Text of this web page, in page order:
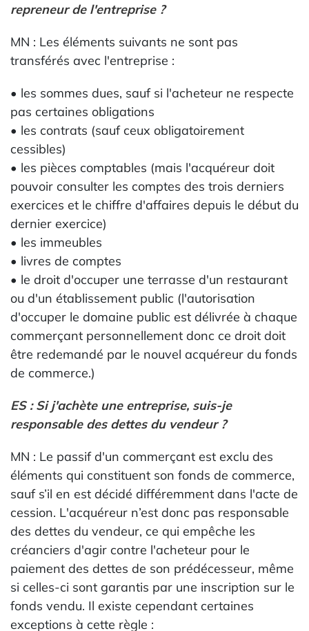
repreneur de l'entreprise ?
MN : Les éléments suivants ne sont pas
transférés avec l'entreprise :
• les sommes dues, sauf si l'acheteur ne respecte
pas certaines obligations
• les contrats (sauf ceux obligatoirement
cessibles)
• les pièces comptables (mais l'acquéreur doit
pouvoir consulter les comptes des trois derniers
exercices et le chiffre d'affaires depuis le début du
dernier exercice)
• les immeubles
• livres de comptes
• le droit d'occuper une terrasse d'un restaurant
ou d'un établissement public (l'autorisation
d'occuper le domaine public est délivrée à chaque
commerçant personnellement donc ce droit doit
être redemandé par le nouvel acquéreur du fonds
de commerce.)
ES : Si j'achète une entreprise, suis-je
responsable des dettes du vendeur ?
MN : Le passif d'un commerçant est exclu des
éléments qui constituent son fonds de commerce,
sauf s’il en est décidé différemment dans l'acte de
cession. L'acquéreur n’est donc pas responsable
des dettes du vendeur, ce qui empêche les
créanciers d'agir contre l'acheteur pour le
paiement des dettes de son prédécesseur, même
si celles-ci sont garantis par une inscription sur le
fonds vendu. Il existe cependant certaines
exceptions à cette règle :